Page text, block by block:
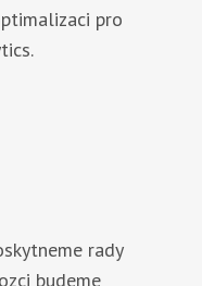
pro
rady
budeme